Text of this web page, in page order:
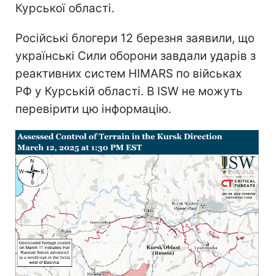
Курської області.
Російські блогери 12 березня заявили, що
українські Сили оборони завдали ударів з
реактивних систем HIMARS по військах
РФ у Курській області. В ISW не можуть
перевірити цю інформацію.